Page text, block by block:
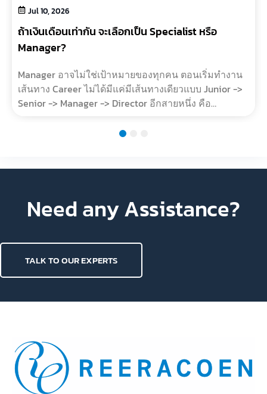
Manager อาจไม่ใช่เป้าหมายของทุกคน ตอนเริ่มทำงาน
เส้นทาง Career ไม่ได้มีแค่มีเส้นทางเดียวแบบ Junior ->
Senior -> Manager -> Director อีกสายหนึ่ง คือ